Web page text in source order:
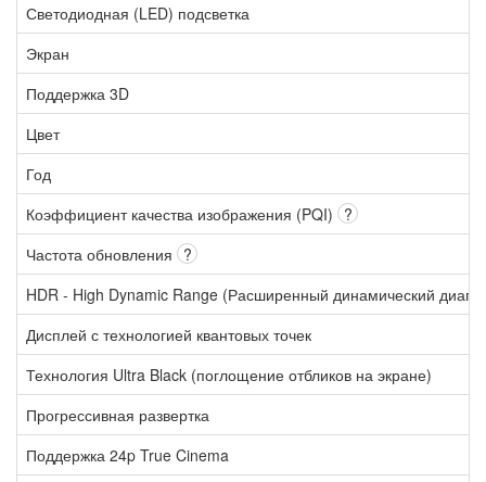
Светодиодная (LED) подсветка
Экран
Поддержка 3D
Цвет
Год
Коэффициент качества изображения (PQI) ?
Частота обновления ?
HDR - High Dynamic Range (Расширенный динамический
Дисплей с технологией квантовых точек
Технология Ultra Black (поглощение отбликов на экране)
Прогрессивная развертка
Поддержка 24p True Cinema